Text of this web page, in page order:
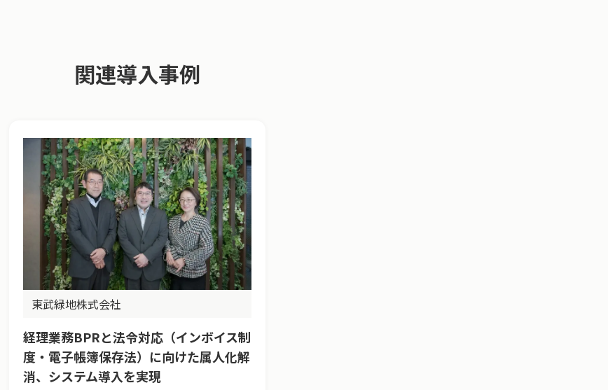
関連導入事例
東武緑地株式会社
経理業務BPRと法令対応（インボイス制
度・電子帳簿保存法）に向けた属人化解
消、システム導入を実現